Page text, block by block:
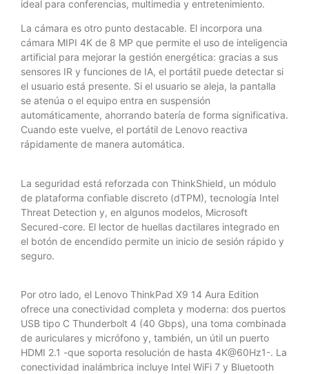
ideal para conferencias, multimedia y entretenimiento.
La cámara es otro punto destacable. El incorpora una
cámara MIPI 4K de 8 MP que permite el uso de inteligencia
artificial para mejorar la gestión energética: gracias a sus
sensores IR y funciones de IA, el portátil puede detectar si
el usuario está presente. Si el usuario se aleja, la pantalla
se atenúa o el equipo entra en suspensión
automáticamente, ahorrando batería de forma significativa.
Cuando este vuelve, el portátil de Lenovo reactiva
rápidamente de manera automática.
La seguridad está reforzada con ThinkShield, un módulo
de plataforma confiable discreto (dTPM), tecnología Intel
Threat Detection y, en algunos modelos, Microsoft
Secured-core. El lector de huellas dactilares integrado en
el botón de encendido permite un inicio de sesión rápido y
seguro.
Por otro lado, el Lenovo ThinkPad X9 14 Aura Edition
ofrece una conectividad completa y moderna: dos puertos
USB tipo C Thunderbolt 4 (40 Gbps), una toma combinada
de auriculares y micrófono y, también, un útil un puerto
HDMI 2.1 -que soporta resolución de hasta 4K@60Hz1-. La
conectividad inalámbrica incluye Intel WiFi 7 y Bluetooth